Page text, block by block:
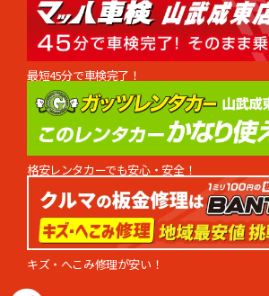
最短45分で車検完了！
格安レンタカーでも安心・安全！
キズ・へこみ修理が安い！